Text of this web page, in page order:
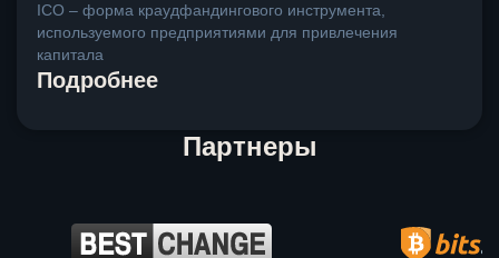
ICO – форма краудфандингового инструмента,
используемого предприятиями для привлечения
капитала
Подробнее
Партнеры